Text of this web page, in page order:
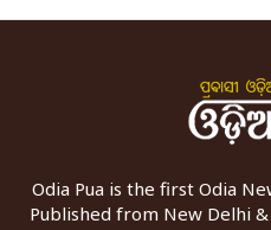
Odia Pua is the first Odia
Published from New Delhi